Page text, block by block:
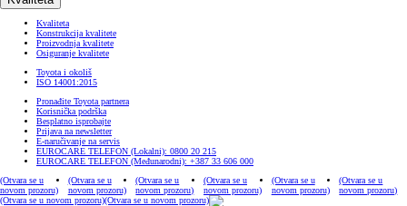
Kvaliteta
Konstrukcija kvalitete
Proizvodnja kvalitete
Osiguranje kvalitete
Toyota i okoliš
ISO 14001:2015
Pronađite Toyota partnera
Korisnička podrška
Besplatno isprobajte
Prijava na newsletter
E-naručivanje na servis
EUROCARE TELEFON (Lokalni): 0800 20 215
EUROCARE TELEFON (Međunarodni): +387 33 606 000
(Otvara se u
novom prozoru)
(Otvara se u
novom prozoru)
(Otvara se u
novom prozoru)
(Otvara se u
novom prozoru)
(Otvara se u
novom prozoru)
(Otvara se u
novom prozoru)
(Otvara se u novom prozoru)(Otvara se u novom prozoru)